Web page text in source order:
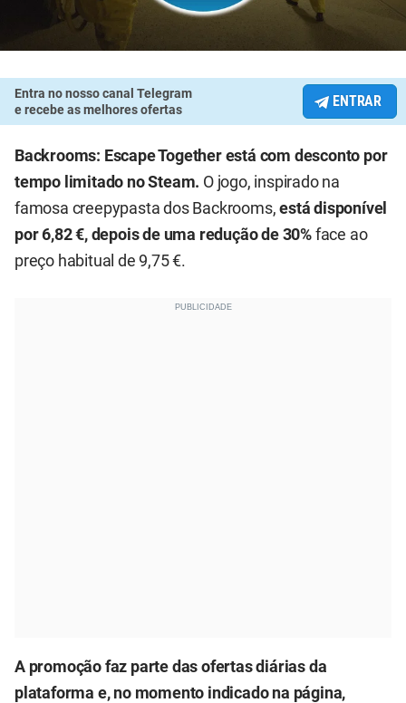
Entra no nosso canal Telegram
e recebe as melhores ofertas
ENTRAR
Backrooms: Escape Together está com desconto por
tempo limitado no Steam. O jogo, inspirado na
famosa creepypasta dos Backrooms,está disponível
por 6,82 €, depois de uma redução de 30% face ao
preço habitual de 9,75 €.
A promoção faz parte das ofertas diárias da
plataforma e, no momento indicado na página,